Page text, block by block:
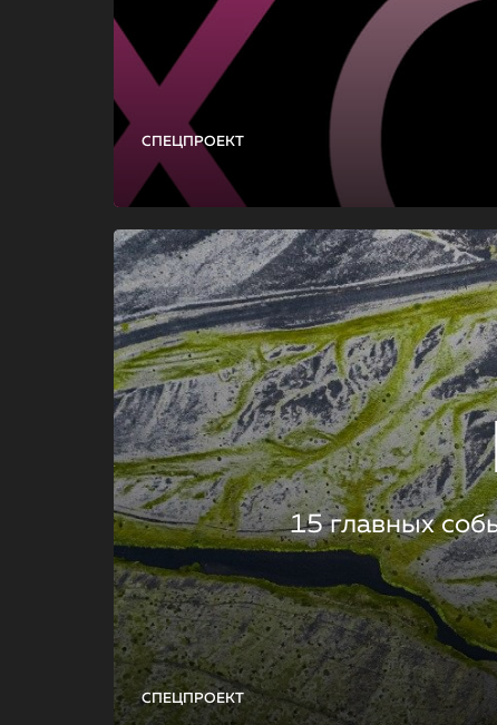
СПЕЦПРОЕКТ
СПЕЦПРОЕКТ
15 главных